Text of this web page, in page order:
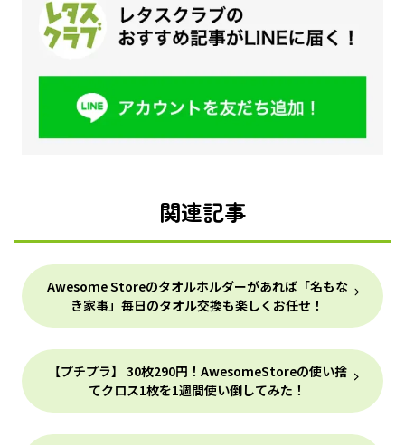
関連記事
Awesome Storeのタオルホルダーがあれば「名もな
き家事」毎日のタオル交換も楽しくお任せ！
【プチプラ】 30枚290円！AwesomeStoreの使い捨
てクロス1枚を1週間使い倒してみた！